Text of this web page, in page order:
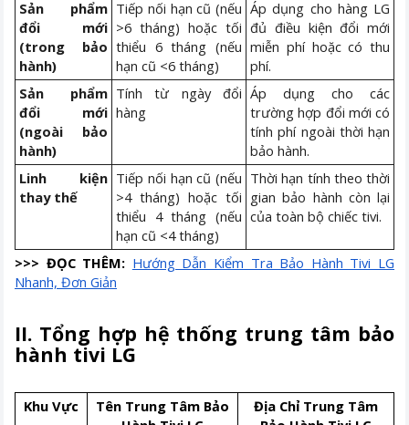
Sản phẩm
đổi mới
(trong bảo
hành)
Tiếp nối hạn cũ (nếu
>6 tháng) hoặc tối
thiểu 6 tháng (nếu
hạn cũ <6 tháng)
Áp dụng cho hàng LG
đủ điều kiện đổi mới
miễn phí hoặc có thu
phí.
Sản phẩm
đổi mới
(ngoài bảo
hành)
Tính từ ngày đổi
hàng
Áp dụng cho các
trường hợp đổi mới có
tính phí ngoài thời hạn
bảo hành.
Linh kiện
thay thế
Tiếp nối hạn cũ (nếu
>4 tháng) hoặc tối
thiểu 4 tháng (nếu
hạn cũ <4 tháng)
Thời hạn tính theo thời
gian bảo hành còn lại
của toàn bộ chiếc tivi.
>>> ĐỌC THÊM: Hướng Dẫn Kiểm Tra Bảo Hành Tivi LG
Nhanh, Đơn Giản
II. Tổng hợp hệ thống trung tâm bảo
hành tivi LG
Khu Vực
Tên Trung Tâm Bảo
Địa Chỉ Trung Tâm